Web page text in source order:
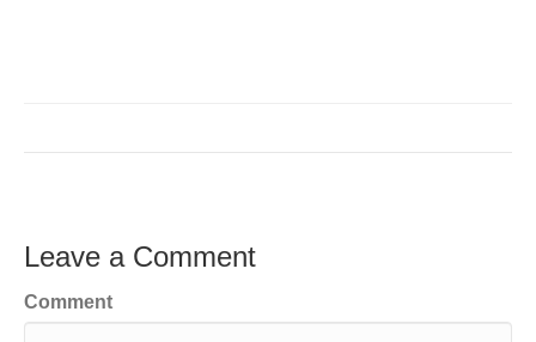
Leave a Comment
Comment